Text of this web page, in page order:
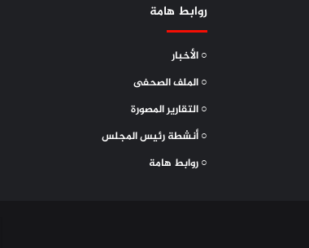
روابط هامة
○ الأخبار
○ الملف الصحفى
○ التقارير المصورة
○ أنشطة رئيس المجلس
○ روابط هامة